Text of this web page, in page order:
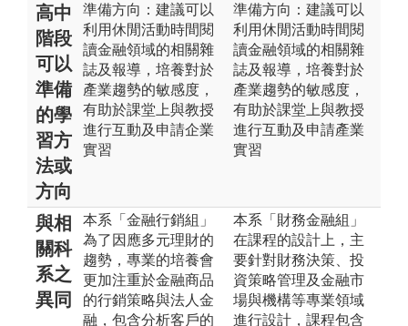
高中
階段
可以
準備
的學
習方
法或
方向
準備方向：建議可以
利用休閒活動時間閱
讀金融領域的相關雜
誌及報導，培養對於
產業趨勢的敏感度，
有助於課堂上與教授
進行互動及申請企業
實習
準備方向：建議可以
利用休閒活動時間閱
讀金融領域的相關雜
誌及報導，培養對於
產業趨勢的敏感度，
有助於課堂上與教授
進行互動及申請產業
實習
與相
關科
系之
異同
本系「金融行銷組」
為了因應多元理財的
趨勢，專業的培養會
更加注重於金融商品
的行銷策略與法人金
融，包含分析客戶的
本系「財務金融組」
在課程的設計上，主
要針對財務決策、投
資策略管理及金融市
場與機構等專業領域
進行設計，課程包含